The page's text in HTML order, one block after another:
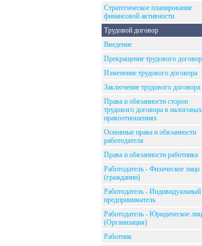
Стратегическое планирование
финансовой активности
Трудовой договор
Введение
Прекращение трудового
Изменение трудового договора
Заключение трудового договора
Права и обязанности сторон
трудового договора в налоговых
правоотношениях
Основные права и обязанности
работодателя
Права и обязанности работника
Работодатель - Физическое лицо
(гражданин)
Работодатель - Индивидуальный
предприниматель
Работодатель - Юридическое
(Организация)
Работник